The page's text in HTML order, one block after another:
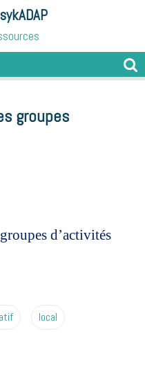
groupes
d’activités
local